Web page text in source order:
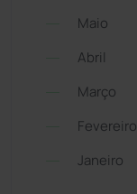
Maio
Abril
Março
Fevereiro
Janeiro